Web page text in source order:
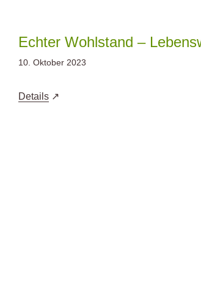
springenEchter Wohlstand –
10. Oktober 2023
Details